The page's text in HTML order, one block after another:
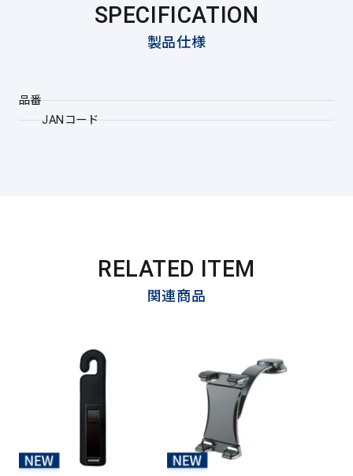
SPECIFICATION
製品仕様
品番
JANコード
RELATED ITEM
関連商品